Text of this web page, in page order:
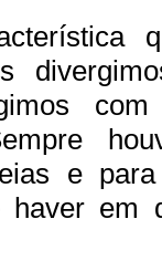
e
haver em